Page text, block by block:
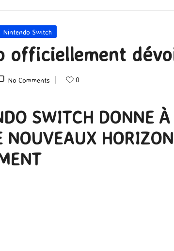
Nintendo Switch
officiellement
No Comments 0
SWITCH DONNE